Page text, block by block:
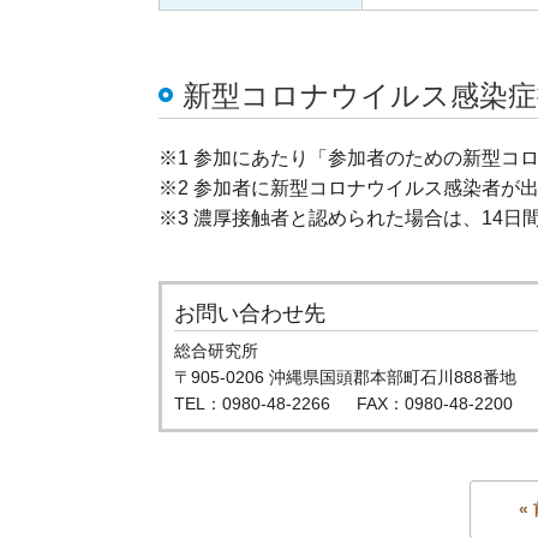
新型コロナウイルス感染
※1 参加にあたり「参加者のための新型コ
※2 参加者に新型コロナウイルス感染者が
※3 濃厚接触者と認められた場合は、14日
お問い合わせ先
総合研究所
〒905-0206 沖縄県国頭郡本部町石川888番地
TEL：0980-48-2266 FAX：0980-48-2200
«